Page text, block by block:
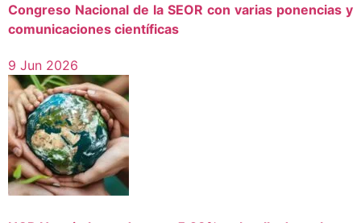
Congreso Nacional de la SEOR con varias ponencias y
comunicaciones científicas
9 Jun 2026